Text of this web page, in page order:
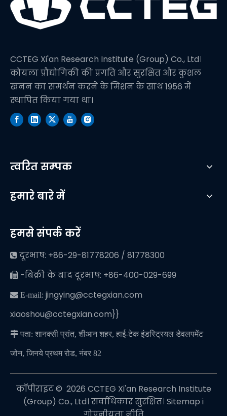
CCTEG Xi'an Research Institute (Group) Co., Ltd।
कोयला प्रौद्योगिकी की प्रगति और सुरक्षित और कुशल
खनन का समर्थन करने के मिशन के साथ 1956 में
स्थापित किया गया था।
त्वरित सम्पक
हमारे बारे में
हमसे संपर्क करें
 दूरभाष: +86-29-81778206 / 81778300
 -बिक्री के बाद दूरभाष: +86-400-029-699
 E-mail: jingying@cctegxian.com
xiaoshou@cctegxian.com}}
 पता: शानक्सी प्रांत, शीआन शहर, हाई-टेक इंडस्ट्रियल डेवलपमेंट
जोन, जिनये प्रथम रोड, नंबर 82
कॉपीराइट © ️ 2026 CCTEG Xi'an Research Institute
(Group) Co., Ltd। सर्वाधिकार सुरक्षित। Sitemap i